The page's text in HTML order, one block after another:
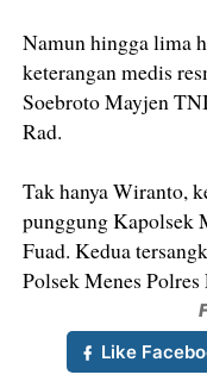
Namun hingga lima
keterangan medis
Soebroto Mayjen
Rad.
Tak hanya Wiranto,
punggung Kapolsek
Fuad. Kedua
Polsek Menes
Like